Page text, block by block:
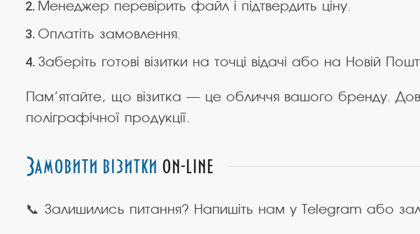
Менеджер перевірить файл і підтвердить ціну.
Оплатіть замовлення.
Заберіть готові візитки на точці відачі або на Новій
Пам’ятайте, що візитка — це обличчя вашого бренду.
поліграфічної продукції.
Замовити візитки on-line
📞 Залишились питання? Напишіть нам у Telegram або